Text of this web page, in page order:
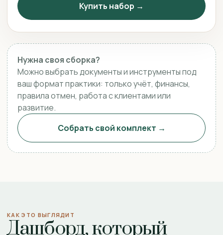
Купить набор →
Нужна своя сборка?
Можно выбрать документы и инструменты под
ваш формат практики: только учёт, финансы,
правила отмен, работа с клиентами или
развитие.
Собрать свой комплект →
КАК ЭТО ВЫГЛЯДИТ
Дашборд, который